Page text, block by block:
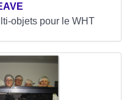
objets pour le WHT